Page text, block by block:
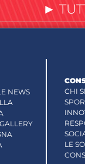
►
NEWS
CHI
LE